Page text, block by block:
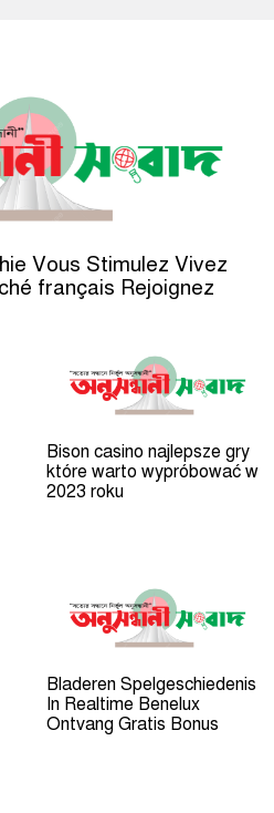
Vous Stimulez Vivez
français Rejoignez
Bison casino najlepsze gry
które warto wypróbować w
2023 roku
Bladeren Spelgeschiedenis
In Realtime Benelux
Ontvang Gratis Bonus